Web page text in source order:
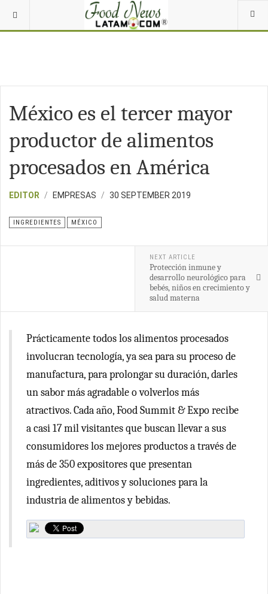
México es el tercer mayor
productor de alimentos
procesados en América
EDITOR EMPRESAS 30 SEPTEMBER 2019
INGREDIENTES MÉXICO
NEXT ARTICLE
Protección inmune y
desarrollo neurológico para
bebés, niños en crecimiento y
salud materna
Prácticamente todos los alimentos procesados
involucran tecnología, ya sea para su proceso de
manufactura, para prolongar su duración, darles
un sabor más agradable o volverlos más
atractivos. Cada año, Food Summit & Expo recibe
a casi 17 mil visitantes que buscan llevar a sus
consumidores los mejores productos a través de
más de 350 expositores que presentan
ingredientes, aditivos y soluciones para la
industria de alimentos y bebidas.